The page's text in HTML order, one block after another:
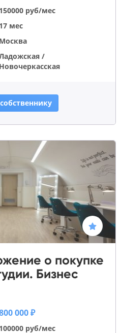
150000 руб/мес
17 мес
Москва
/
Новочеркасская
о покупке
Бизнес
000 ₽
100000 руб/мес